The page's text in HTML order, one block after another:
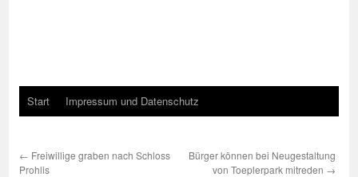
Start Impressum und Datenschutz
← Freiwillige graben nach Schloss
Prohlis
Bürger können bei Neugestaltung
von Toeplerpark mitreden →